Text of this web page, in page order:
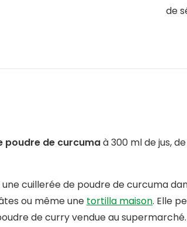
de
poudre de curcumaà 300 ml de jus,
cuillerée de poudre de curcuma
ou même une tortilla maison. Elle
de curry vendue au supermarché.